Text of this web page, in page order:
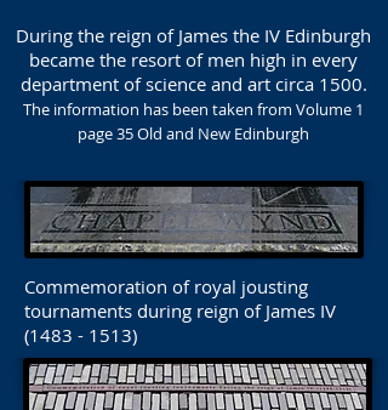
During the reign of James the IV Edinburgh
became the resort of men high in every
department of science and art circa 1500.
The information has been taken from Volume 1
page 35 Old and New Edinburgh
Commemoration of royal jousting
tournaments during reign of James IV
(1483 - 1513)